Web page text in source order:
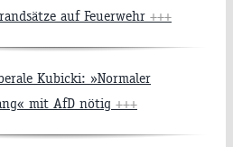
auf Feuerwehr +++
Kubicki: »Normaler
mit AfD nötig +++